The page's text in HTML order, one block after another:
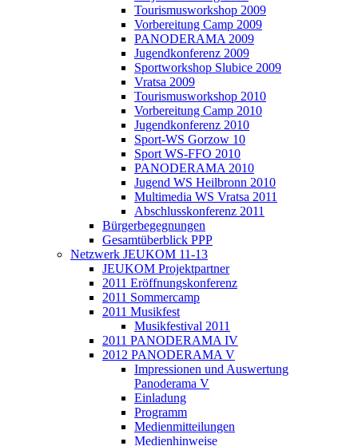
Tourismusworkshop 2009
Vorbereitung Camp 2009
PANODERAMA 2009
Jugendkonferenz 2009
Sportworkshop Slubice 2009
Vratsa 2009
Tourismusworkshop 2010
Vorbereitung Camp 2010
Jugendkonferenz 2010
Sport-WS Gorzow 10
Sport WS-FFO 2010
PANODERAMA 2010
Jugend WS Heilbronn 2010
Multimedia WS Vratsa 2011
Abschlusskonferenz 2011
Bürgerbegegnungen
Gesamtüberblick PPP
Netzwerk JEUKOM 11-13
JEUKOM Projektpartner
2011 Eröffnungskonferenz
2011 Sommercamp
2011 Musikfest
Musikfestival 2011
2011 PANODERAMA IV
2012 PANODERAMA V
Impressionen und Auswertung
Panoderama V
Einladung
Programm
Medienmitteilungen
Medienhinweise